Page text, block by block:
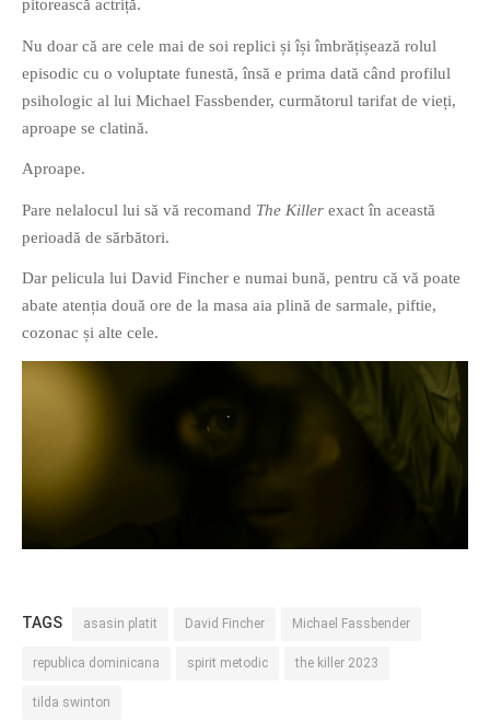
pitorească actriță.
Nu doar că are cele mai de soi replici și își îmbrățișează rolul
episodic cu o voluptate funestă, însă e prima dată când profilul
psihologic al lui Michael Fassbender, curmătorul tarifat de vieți,
aproape se clatină.
Aproape.
Pare nelalocul lui să vă recomand The Killer exact în această
perioadă de sărbători.
Dar pelicula lui David Fincher e numai bună, pentru că vă poate
abate atenția două ore de la masa aia plină de sarmale, piftie,
cozonac și alte cele.
TAGS asasin platit David Fincher Michael Fassbender
republica dominicana spirit metodic the killer 2023
tilda swinton